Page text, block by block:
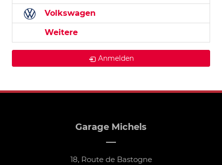
Volkswagen
Weitere
Anmelden
Garage Michels
18, Route de Bastogne